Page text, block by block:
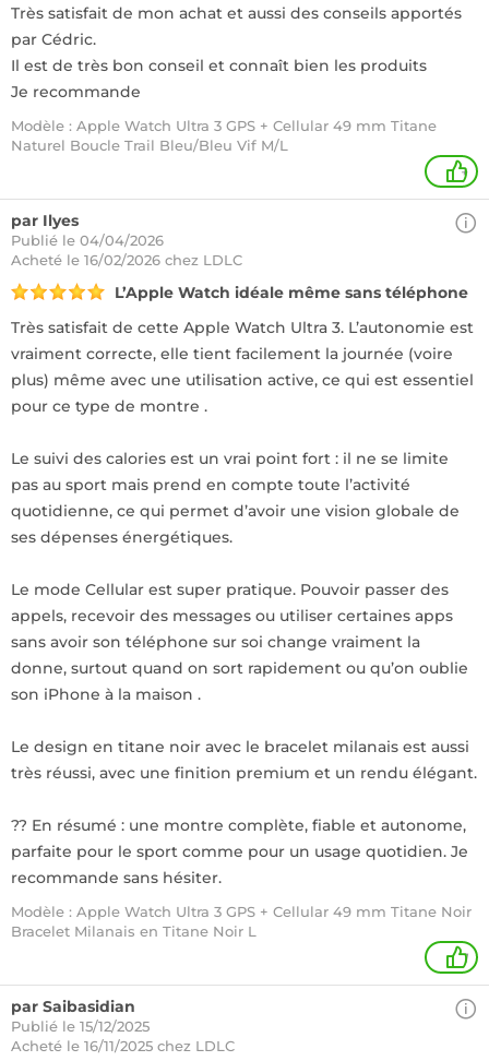
Très satisfait de mon achat et aussi des conseils apportés
par Cédric.
Il est de très bon conseil et connaît bien les produits
Je recommande
Modèle : Apple Watch Ultra 3 GPS + Cellular 49 mm Titane
Naturel Boucle Trail Bleu/Bleu Vif M/L
+
par Ilyes
Publié le 04/04/2026
Acheté le 16/02/2026 chez LDLC
L’Apple Watch idéale même sans téléphone
Très satisfait de cette Apple Watch Ultra 3. L’autonomie est
vraiment correcte, elle tient facilement la journée (voire
plus) même avec une utilisation active, ce qui est essentiel
pour ce type de montre .
Le suivi des calories est un vrai point fort : il ne se limite
pas au sport mais prend en compte toute l’activité
quotidienne, ce qui permet d’avoir une vision globale de
ses dépenses énergétiques.
Le mode Cellular est super pratique. Pouvoir passer des
appels, recevoir des messages ou utiliser certaines apps
sans avoir son téléphone sur soi change vraiment la
donne, surtout quand on sort rapidement ou qu’on oublie
son iPhone à la maison .
Le design en titane noir avec le bracelet milanais est aussi
très réussi, avec une finition premium et un rendu élégant.
?? En résumé : une montre complète, fiable et autonome,
parfaite pour le sport comme pour un usage quotidien. Je
recommande sans hésiter.
Modèle : Apple Watch Ultra 3 GPS + Cellular 49 mm Titane Noir
Bracelet Milanais en Titane Noir L
1
par Saibasidian
Publié le 15/12/2025
Acheté le 16/11/2025 chez LDLC